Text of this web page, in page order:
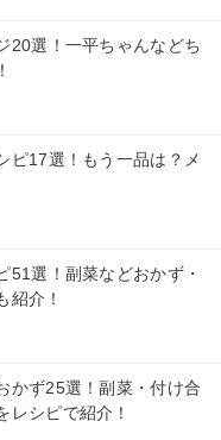
20選！一平ちゃんなどち
ピ17選！もう一品は？メ
51選！副菜などおかず・
紹介！
かず25選！副菜・付け合
レシピで紹介！